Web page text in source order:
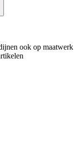
ook op maatwerk